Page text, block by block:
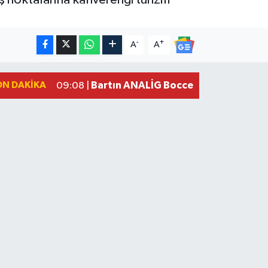
A- A+
DAKIKA 09:08 | Bartın ANALİG Bocce Türkiye